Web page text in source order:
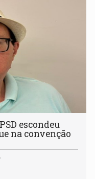
escondeu
na convenção